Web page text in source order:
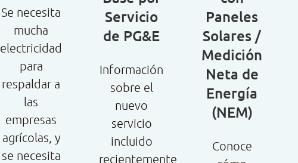
Se necesita
mucha
electricidad
para
respaldar a
las
empresas
agrícolas, y
se necesita
Servicio
de PG&E
Información
sobre el
nuevo
servicio
incluido
recientemente
Paneles
Solares /
Medición
Neta de
Energía
(NEM)
Conoce